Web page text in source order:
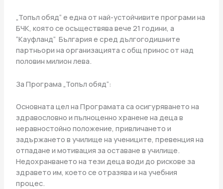
„Топъл обяд“ е една от най-устойчивите програми на
БЧК, която се осъществява вече 21 години, а
“Кауфланд“ България е сред дългогодишните
партньори на организацията с общ принос от над
половин милион лева.
За Програма „Топъл обяд“:
Основната цел на Програмата са осигуряването на
здравословно и пълноценно хранене на деца в
неравностойно положение, привличането и
задържането в училище на учениците, превенция на
отпадане и мотивация за оставане в училище.
Недохранването на тези деца води до рискове за
здравето им, което се отразява и на учебния
процес.